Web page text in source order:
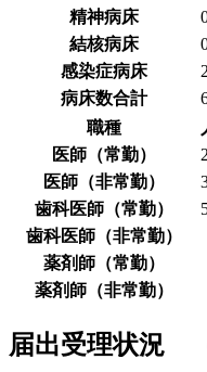
精神病床
結核病床
感染症病床
2
病床数合計
職種
医師（常勤）
医師（非常勤）
歯科医師（常勤）
歯科医師（非常勤）
薬剤師（常勤）
薬剤師（非常勤）
届出受理状況 （